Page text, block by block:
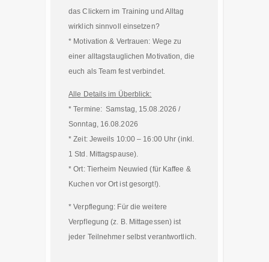
das Clickern im Training und Alltag
wirklich sinnvoll einsetzen?
* Motivation & Vertrauen: Wege zu
einer alltagstauglichen Motivation, die
euch als Team fest verbindet.
Alle Details im Überblick:
* Termine: Samstag, 15.08.2026 /
Sonntag, 16.08.2026
* Zeit: Jeweils 10:00 – 16:00 Uhr (inkl.
1 Std. Mittagspause).
* Ort: Tierheim Neuwied (für Kaffee &
Kuchen vor Ort ist gesorgt!).
​* Verpflegung: Für die weitere
Verpflegung (z. B. Mittagessen) ist
jeder Teilnehmer selbst verantwortlich.